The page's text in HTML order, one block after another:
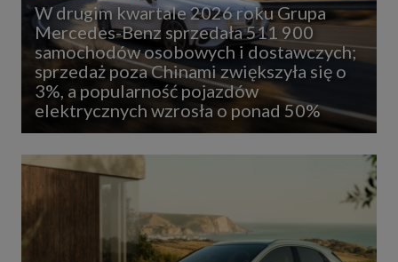
W drugim kwartale 2026 roku Grupa
Mercedes-Benz sprzedała 511 900
samochodów osobowych i dostawczych;
sprzedaż poza Chinami zwiększyła się o
3%, a popularność pojazdów
elektrycznych wzrosła o ponad 50%